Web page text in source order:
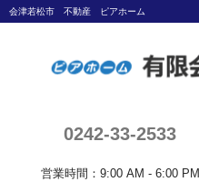
会津若松市 不動産 ピアホーム
0242-33-2533
営業時間：9:00 AM - 6:00 PM